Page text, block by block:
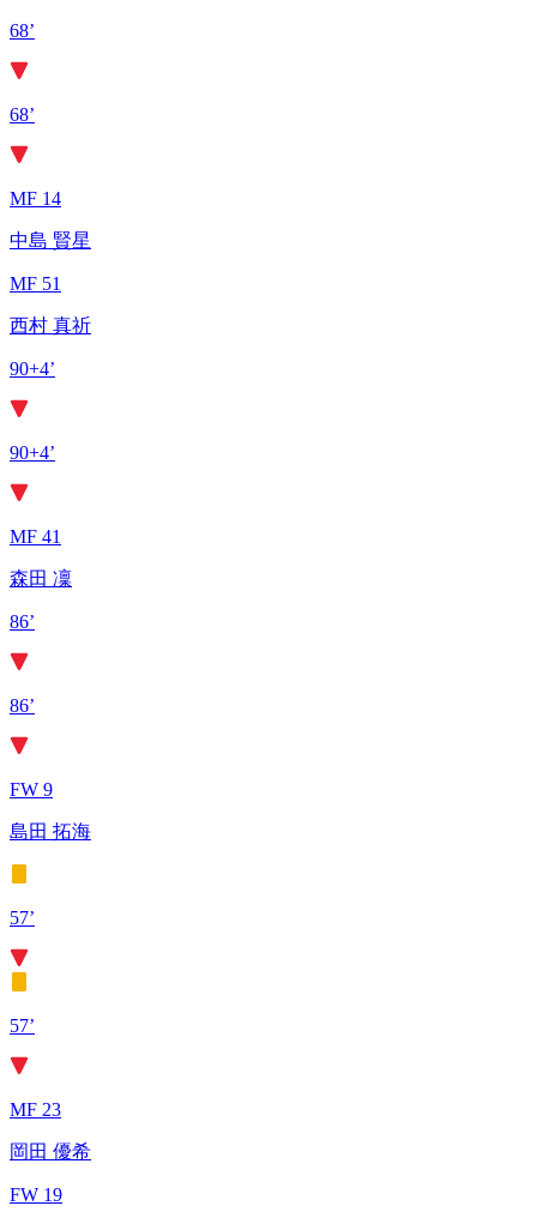
68’
68’
MF 14
中島 賢星
MF 51
西村 真祈
90+4’
90+4’
MF 41
森田 凜
86’
86’
FW 9
島田 拓海
57’
57’
MF 23
岡田 優希
FW 19